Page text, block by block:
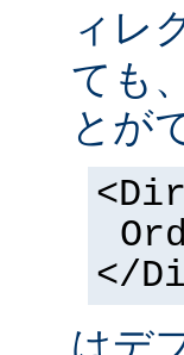
ィレ
ても
とが
</
はデ